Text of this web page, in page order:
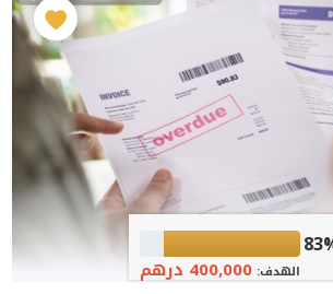
الهدف:400,000 درهم